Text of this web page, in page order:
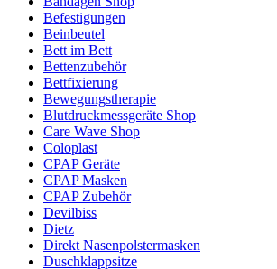
Befestigungen
Beinbeutel
Bett im Bett
Bettenzubehör
Bettfixierung
Bewegungstherapie
Blutdruckmessgeräte Shop
Care Wave Shop
Coloplast
CPAP Geräte
CPAP Masken
CPAP Zubehör
Devilbiss
Dietz
Direkt Nasenpolstermasken
Duschklappsitze